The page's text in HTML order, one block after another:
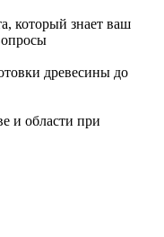
который знает ваш
древесины до
и области при